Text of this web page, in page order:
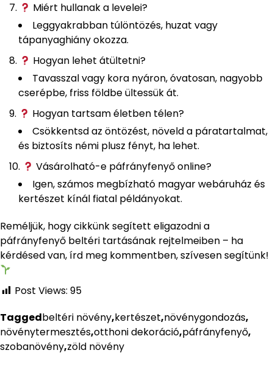
Miért hullanak a levelei?
Leggyakrabban túlöntözés, huzat vagy
tápanyaghiány okozza.
Hogyan lehet átültetni?
Tavasszal vagy kora nyáron, óvatosan, nagyobb
cserépbe, friss földbe ültessük át.
Hogyan tartsam életben télen?
Csökkentsd az öntözést, növeld a páratartalmat,
és biztosíts némi plusz fényt, ha lehet.
Vásárolható-e páfrányfenyő online?
Igen, számos megbízható magyar webáruház és
kertészet kínál fiatal példányokat.
Reméljük, hogy cikkünk segített eligazodni a
páfrányfenyő beltéri tartásának rejtelmeiben – ha
kérdésed van, írd meg kommentben, szívesen segítünk!
Post Views: 95
Taggedbeltéri növény,kertészet,növénygondozás,
növénytermesztés,otthoni dekoráció,páfrányfenyő,
szobanövény,zöld növény